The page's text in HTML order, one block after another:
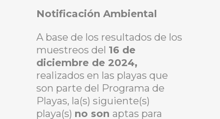
Notificación Ambiental
A base de los resultados de los
muestreos del 16 de
diciembre de 2024,
realizados en las playas que
son parte del Programa de
Playas, la(s) siguiente(s)
playa(s) no son aptas para